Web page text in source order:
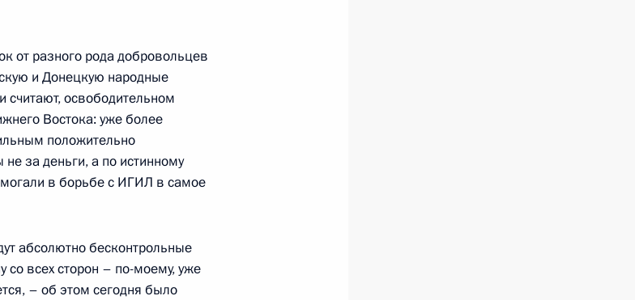
от разного рода добровольцев
и Донецкую народные
считают, освободительном
Востока: уже более
положительно
за деньги, а по истинному
в борьбе с ИГИЛ в самое
абсолютно бесконтрольные
со всех сторон – по-моему, уже
– об этом сегодня было